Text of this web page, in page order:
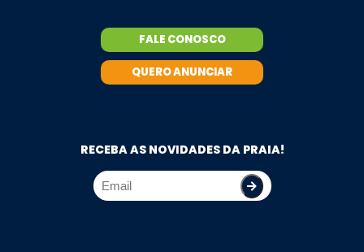
FALE CONOSCO
QUERO ANUNCIAR
RECEBA AS NOVIDADES DA PRAIA!